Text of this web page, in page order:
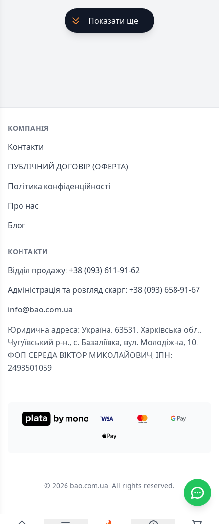
Показати ще
Footer
КОМПАНІЯ
Контакти
ПУБЛІЧНИЙ ДОГОВІР (ОФЕРТА)
Політика конфіденційності
Про нас
Блог
КОНТАКТИ
Відділ продажу: +38 (093) 611-91-62
Адміністрація та розгляд скарг: +38 (093) 658-91-67
info@bao.com.ua
Юридична адреса: Україна, 63531, Харківська обл.,
Чугуївський р-н., с. Базаліївка, вул. Молодіжна, 10.
ФОП СЕРЕДА ВІКТОР МИКОЛАЙОВИЧ, ІПН:
2498501059
© 2026 bao.com.ua. All rights reserved.